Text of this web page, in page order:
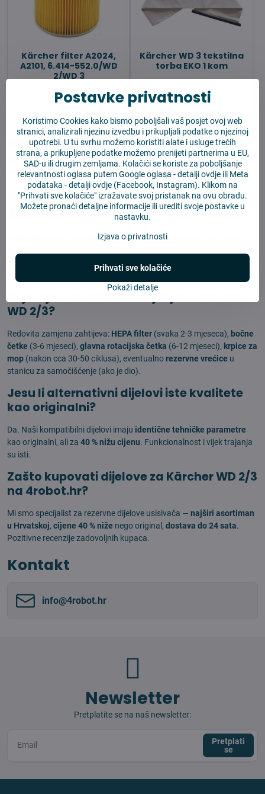
Kärcher filter A2024,
A2101, 6.414-552.0/WD
2/WD 3
11,08 €
U košaricu
Kärcher WD 3 tekstilna
torba EKO 1 kom
18,19 €
U košaricu
Rezervni dijelovi za Kärcher WD 2/3✓ 40% povoljnije ✓ Original
kvaliteta.
Rezervni dijelovi za Kärcher WD
2/3
Kärcher WD 2/3treba za dugotrajni vijek redovitu
za ovaj konkretan model po povoljnim
Koje dijelove redovito mijenjati u Kärcher
WD 2/3?
Redovita zamjena zahtijeva: HEPA filter (svaka 2-3 mjeseca), bočne
četke (3-6 mjeseci), glavna rotacijska četka (6-12 mjeseci), krpice za
mop (nakon cca 30-50 ciklusa), eventualnorezervne vrećice u
stanicu za samočišćenje (ako je dio).
Jesu li alternativni dijelovi iste kvalitete
kao originalni?
Da. Naši kompatibilni dijelovi imaju identične tehničke parametre
kao originalni, ali za 40 % nižu cijenu. Funkcionalnost i vijek trajanja
su isti.
Zašto kupovati dijelove za Kärcher WD 2/3
na 4robot.hr?
Mi smo specijalist za rezervne dijelove usisivača — najširi asortiman
u Hrvatskoj, cijene 40 % niže nego original, dostava do 24 sata.
Pozitivne recenzije zadovoljnih kupaca.
Kontakt
info​@4robot​.hr
Newsletter
Pretplatite se na naš newsletter:
Pretplati
se
Postavke privatnosti
Koristimo Cookies kako bismo poboljšali vaš posjet ovoj web
stranici, analizirali njezinu izvedbu i prikupljali podatke o njezinoj
upotrebi. U tu svrhu možemo koristiti alate i usluge trećih
strana, a prikupljene podatke možemo prenijeti partnerima u EU,
SAD-u ili drugim zemljama. Kolačići se koriste za poboljšanje
relevantnosti oglasa putem Google oglasa -detalji ovdjeili Meta
podataka -detalji ovdje (Facebook, Instagram). Klikom na
"Prihvati sve kolačiće" izražavate svoj pristanak na ovu obradu.
Možete pronaći detaljne informacije ili urediti svoje postavke u
nastavku.
Izjava o privatnosti
Pokaži detalje
Prihvati sve kolačiće